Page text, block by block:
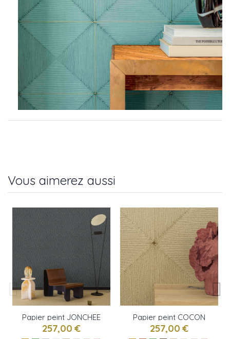
Vous aimerez aussi
Papier peint JONCHEE
de Elitis
257,00 €
Papier peint COCON
de Elitis
257,00 €